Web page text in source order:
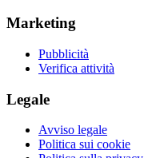
Marketing
Pubblicità
Verifica attività
Legale
Avviso legale
Politica sui cookie